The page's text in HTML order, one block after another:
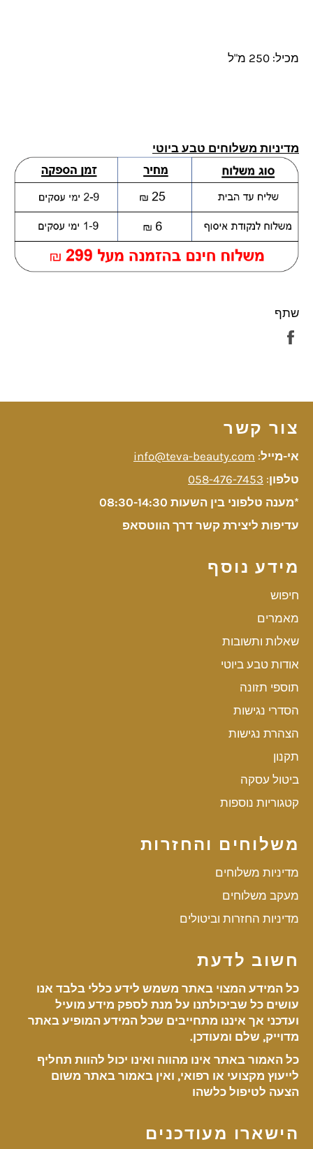
מכיל: 250 מ"ל
מדיניות משלוחים טבע ביוטי
שתף
צור קשר
אי-מייל:
info@teva-beauty.com
טלפון:
058-476-7453
*מענה טלפוני בין השעות 08:30-14:30
עדיפות ליצירת קשר דרך הווטסאפ
מידע נוסף
חיפוש
מאמרים
שאלות ותשובות
אודות טבע ביוטי
תוספי תזונה
הסדרי נגישות
הצהרת נגישות
תקנון
ביטול עסקה
קטגוריות נוספות
משלוחים והחזרות
מדיניות משלוחים
מעקב משלוחים
מדיניות החזרות וביטולים
חשוב לדעת
כל המידע המצוי באתר משמש לידע כללי בלבד אנו
עושים כל שביכולתנו על מנת לספק מידע מועיל
ועדכני אך איננו מתחייבים שכל המידע המופיע באתר
מדוייק, שלם ומעודכן.
כל האמור באתר אינו מהווה ואינו יכול להוות תחליף
לייעוץ מקצועי או רפואי, ואין באמור באתר משום
הצעה לטיפול כלשהו
הישארו מעודכנים